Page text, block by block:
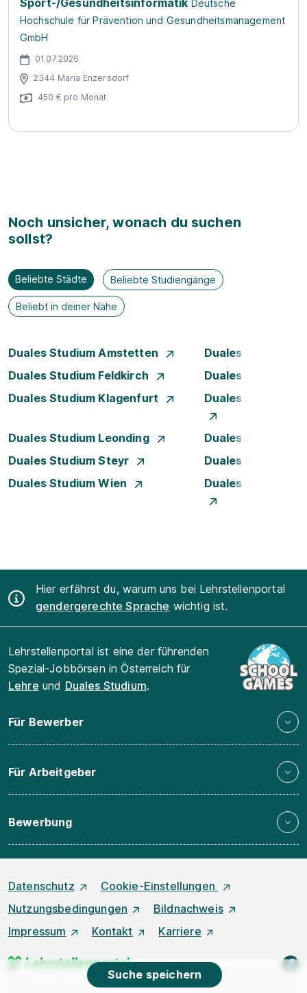
Sport-/Gesundheitsinformatik Deutsche
Hochschule für Prävention und Gesundheitsmanagement
GmbH
01.07.2026
2344 Maria Enzersdorf
450 € pro Monat
Suche speichern
Noch unsicher, wonach du suchen
sollst?
Beliebte Städte Beliebte Studiengänge
Beliebt in deiner Nähe
Duales Studium Amstetten
Duales Studium
Duales Studium Feldkirch
Duales Studium
Duales Studium Klagenfurt
Duales Studium
Duales Studium Leonding
Duales Studium
Duales Studium Steyr
Duales Studium
Duales Studium Wien
Duales Studium
Hier erfährst du, warum uns bei Lehrstellenportal
gendergerechte Sprache wichtig ist.
Lehrstellenportal ist eine der führenden
Spezial-Jobbörsen in Österreich für
Lehre und Duales Studium.
Für Bewerber
Für Arbeitgeber
Bewerbung
Datenschutz
Cookie-Einstellungen
Nutzungsbedingungen
Bildnachweis
Impressum
Kontakt Karriere